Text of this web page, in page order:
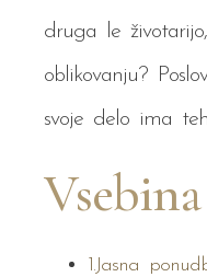
druga le
oblikovanju?
svoje delo ima
Vsebina
1.Jasna